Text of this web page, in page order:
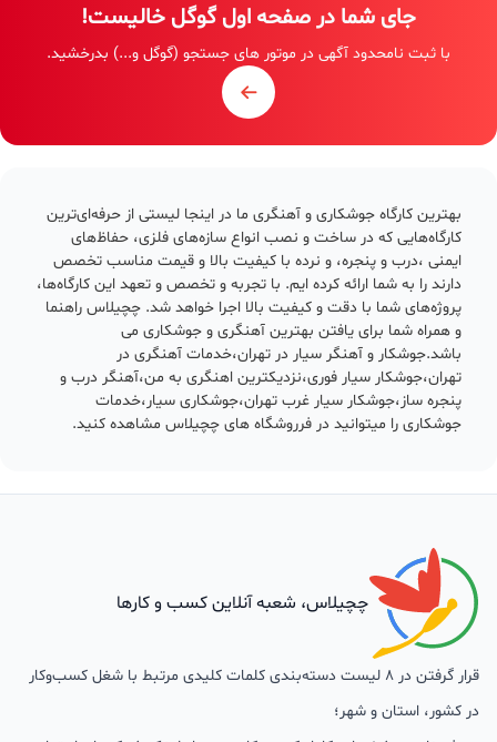
جای شما در صفحه اول گوگل خالیست!
با ثبت نامحدود آگهی در موتور های جستجو (گوگل و...) بدرخشید.
بهترین کارگاه جوشکاری و آهنگری ما در اینجا لیستی از حرفه‌ای‌ترین
کارگاه‌هایی که در ساخت و نصب انواع سازه‌های فلزی، حفاظ‌های
ایمنی ،درب و پنجره، و نرده با کیفیت بالا و قیمت مناسب تخصص
دارند را به شما ارائه کرده ایم. با تجربه و تخصص و تعهد این کارگاه‌ها،
پروژه‌های شما با دقت و کیفیت بالا اجرا خواهد شد. چچیلاس راهنما
و همراه شما برای یافتن بهترین آهنگری و جوشکاری می
باشد.جوشکار و آهنگر سیار در تهران،خدمات آهنگری در
تهران،جوشکار سیار فوری،نزدیکترین اهنگری به من،آهنگر درب و
پنجره ساز،جوشکار سیار غرب تهران،جوشکاری سیار،خدمات
جوشکاری را میتوانید در فرروشگاه های چچیلاس مشاهده کنید.
چچیلاس، شعبه آنلاین کسب و کارها
قرار گرفتن در 8 لیست دسته‌بندی کلمات کلیدی مرتبط با شغل کسب‌وکار
در کشور، استان و شهر؛